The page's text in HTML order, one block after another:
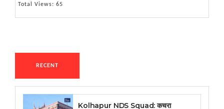
Total Views: 65
RECENT
Kolhapur NDS Squad: कचरा